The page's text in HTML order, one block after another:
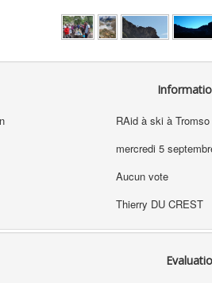
RAid à ski à Tromso
mercredi 5
Aucun vote
Thierry DU CREST